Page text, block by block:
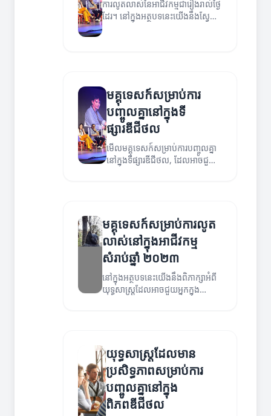
ការលូតលាស់នៃអាជីវកម្មជារៀងរាល់ថ្ងៃ
ដែរ។ នៅក្នុងអត្ថបទនេះយើងនឹងស្វែង
មគ្គុទេសក៍សម្រាប់ការ
បញ្ចូលគ្នានៅក្នុងទី
ផ្សារឌីជីថល
មើលមគ្គុទេសក៍សម្រាប់ការបញ្ចូលគ្នា
នៅក្នុងទីផ្សារឌីជីថល, ដែលអាចជួយ
មគ្គុទេសក៍សម្រាប់ការលូត
លាស់នៅក្នុងអាជីវកម្ម
សំរាប់ឆ្នាំ ២០២៣
នៅក្នុងអត្ថបទនេះយើងនឹងពិភាក្សាអំពី
យុទ្ធសាស្ត្រដែលអាចជួយអ្នកក្នុង
យុទ្ធសាស្ត្រដែលមាន
ប្រសិទ្ធភាពសម្រាប់ការ
បញ្ចូលគ្នានៅក្នុង
ពិភពឌីជីថល